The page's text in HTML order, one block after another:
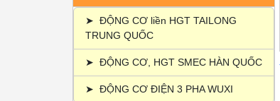
➤ ĐỘNG CƠ liền HGT TAILONG
TRUNG QUỐC
➤ ĐỘNG CƠ, HGT SMEC HÀN QUỐC
➤ ĐỘNG CƠ ĐIỆN 3 PHA WUXI